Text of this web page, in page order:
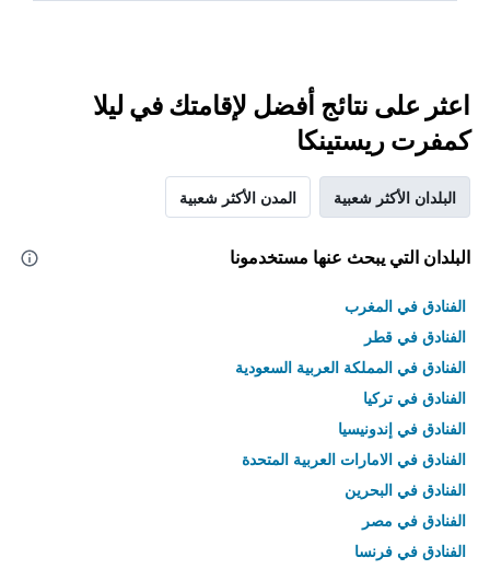
اعثر على نتائج أفضل لإقامتك في ليلا
كمفرت ريستينكا
البلدان الأكثر شعبية المدن الأكثر شعبية
البلدان التي يبحث عنها مستخدمونا
الفنادق في المغرب
الفنادق في قطر
الفنادق في المملكة العربية السعودية
الفنادق في تركيا
الفنادق في إندونيسيا
الفنادق في الامارات العربية المتحدة
الفنادق في البحرين
الفنادق في مصر
الفنادق في فرنسا